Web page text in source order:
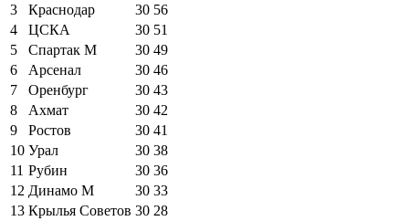
3
Краснодар 30 56
4
ЦСКА 30 51
5
Спартак М 30 49
6
Арсенал 30 46
7
Оренбург 30 43
8
Ахмат 30 42
9
Ростов 30 41
10 Урал 30 38
11 Рубин 30 36
12 Динамо М 30 33
13 Крылья Советов 30 28